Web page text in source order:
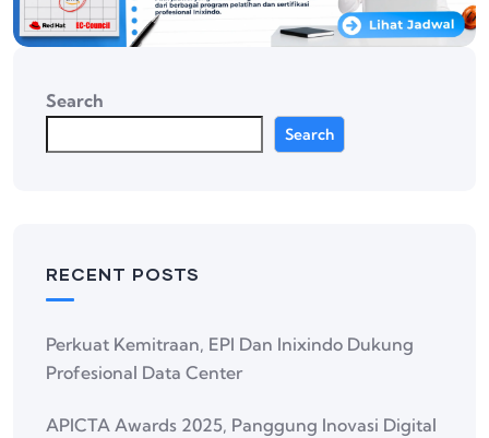
Search
Search
RECENT POSTS
Perkuat Kemitraan, EPI Dan Inixindo Dukung
Profesional Data Center
APICTA Awards 2025, Panggung Inovasi Digital